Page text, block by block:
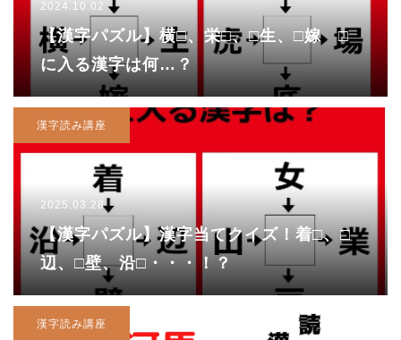
2024.10.02
【漢字パズル】横□、栄□、□生、□嫁 □
に入る漢字は何…？
漢字読み講座
2025.03.28
【漢字パズル】漢字当てクイズ！着□、□
辺、□壁、沿□・・・！？
漢字読み講座